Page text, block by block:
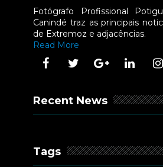
Fotógrafo Profissional
Canindé traz as principais
de Extremoz e adjacências.
Read More
Recent News
Tags